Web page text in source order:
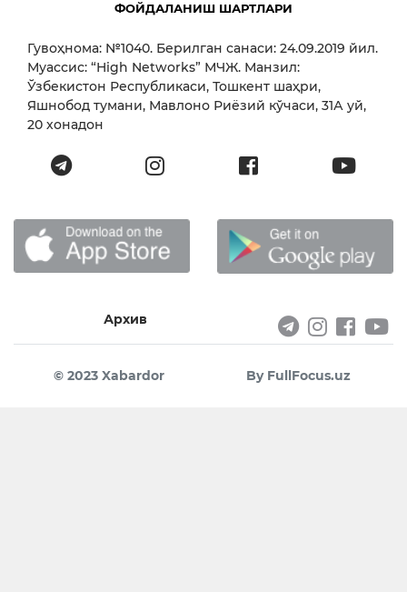
ФОЙДАЛАНИШ ШАРТЛАРИ
Гувоҳнома: №1040. Берилган санаси: 24.09.2019 йил.
Муассис: “High Networks” МЧЖ. Манзил:
Ўзбекистон Республикаси, Тошкент шаҳри,
Яшнобод тумани, Мавлоно Риёзий кўчаси, 31А уй,
20 хонадон
Архив
© 2023 Xabardor By FullFocus.uz